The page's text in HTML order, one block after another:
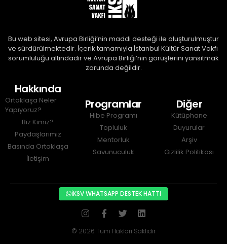
Bu web sitesi, Avrupa Birliği’nin maddi desteği ile oluşturulmuştur
ve sürdürülmektedir. İçerik tamamıyla İstanbul Kültür Sanat Vakfı
sorumluluğu altındadır ve Avrupa Birliği’nin görüşlerini yansıtmak
zorunda değildir.
Hakkında
Ortaklaşa Neler
Yapıyoruz?
Biz Kimiz?
Paydaşlarımız
Basında Ortaklaşa
İletişim
Programlar
Hibe Programı
Topluluk
Mentorluk
Savunuculuk
Diğer
Kütüphane
Duyurular
Arşiv
Gizlilik Politikası
© 2026 Tüm Hakları Saklıdır
İKSV WHATSAPP DESTEK HATTI